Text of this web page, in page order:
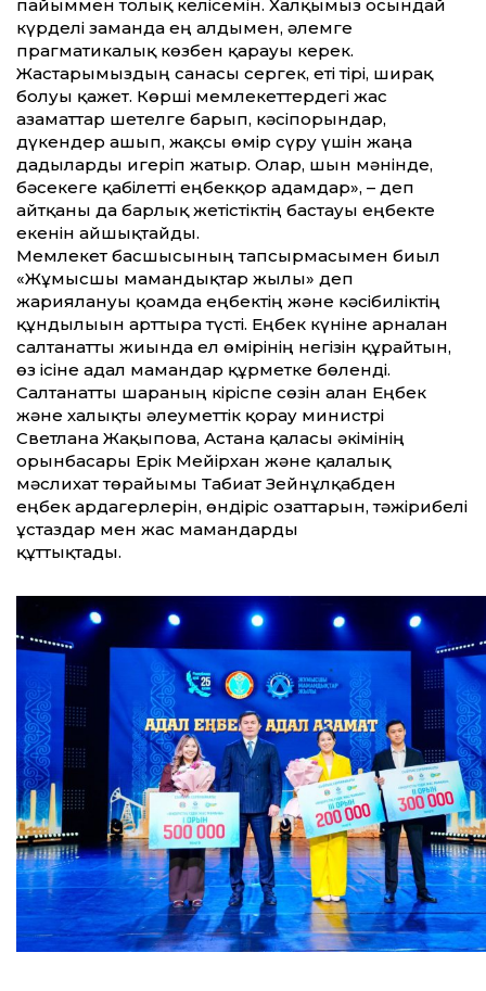
пайыммен толық келісемін. Халқымыз осындай
күрделі заманда ең алдымен, әлемге
прагматикалық көзбен қарауы керек.
Жастарымыздың санасы сергек, еті тірі, ширақ
болуы қажет. Көрші мемлекеттердегі жас
азаматтар шетелге барып, кәсіпорындар,
дүкендер ашып, жақсы өмір сүру үшін жаңа
дағдыларды игеріп жатыр. Олар, шын мәнінде,
бәсекеге қабілетті еңбекқор адамдар», – деп
айтқаны да барлық жетістіктің бастауы еңбекте
екенін айшықтайды.
Мемлекет басшысының тапсырмасымен биыл
«Жұмысшы мамандықтар жылы» деп
жариялануы қоғамда еңбектің және кәсібиліктің
құндылығын арттыра түсті. Еңбек күніне арналған
салтанатты жиында ел өмірінің негізін құрайтын,
өз ісіне адал мамандар құрметке бөленді.
Салтанатты шараның кіріспе сөзін алған Еңбек
және халықты әлеуметтік қорғау министрі
Светлана Жақыпова, Астана қаласы әкімінің
орынбасары Ерік Мейірхан және қалалық
мәслихат төрайымы Табиғат Зейнұлқабден
еңбек ардагерлерін, өндіріс озаттарын, тәжірибелі
ұстаздар мен жас мамандарды
құттықтады.